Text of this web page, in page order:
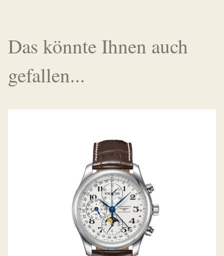
Das könnte Ihnen auch
gefallen...
LONGINES THE MASTER COLLECTION